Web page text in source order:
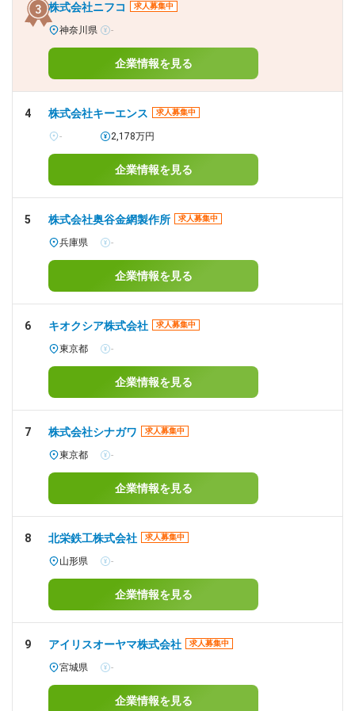
株式会社ニフコ 求人募集中
神奈川県 -
企業情報を見る
4 株式会社キーエンス 求人募集中
- 2,178万円
企業情報を見る
5 株式会社奥谷金網製作所 求人募集中
兵庫県 -
企業情報を見る
6 キオクシア株式会社 求人募集中
東京都 -
企業情報を見る
7 株式会社シナガワ 求人募集中
東京都 -
企業情報を見る
8 北栄鉄工株式会社 求人募集中
山形県 -
企業情報を見る
9 アイリスオーヤマ株式会社 求人募集中
宮城県 -
企業情報を見る